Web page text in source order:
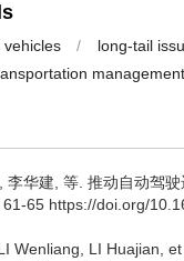
/ long-tail
management
李华建 等. 推动自动驾
65 https://doi.org/
Wenliang LI Huajian